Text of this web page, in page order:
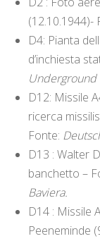
(12.10.1944)-
D4: Pianta
d’inchiesta
Underground
D12: Missile
ricerca
Fonte:
D13 : Walter
banchetto –
Baviera.
D14 : Missile
Peeneminde